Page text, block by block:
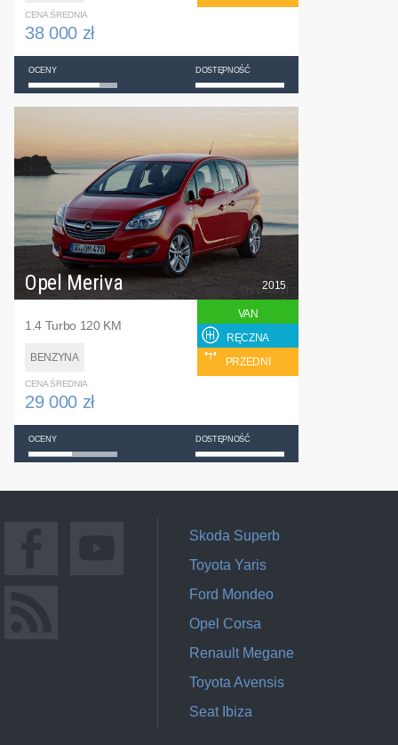
CENA ŚREDNIA
38 000 zł
OCENY DOSTĘPNOŚĆ
Opel Meriva
1.4 Turbo 120 KM
BENZYNA
2015
VAN
RĘCZNA
PRZEDNI
CENA ŚREDNIA
29 000 zł
OCENY DOSTĘPNOŚĆ
Skoda Superb
Toyota Yaris
Ford Mondeo
Opel Corsa
Renault Megane
Toyota Avensis
Seat Ibiza